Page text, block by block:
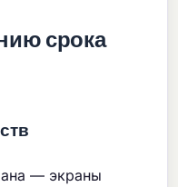
срока
— экраны